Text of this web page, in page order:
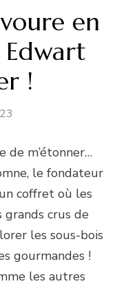
en
Edwart
!
de m’étonner…
le fondateur
coffret où les
crus de
les sous-bois
gourmandes !
les autres